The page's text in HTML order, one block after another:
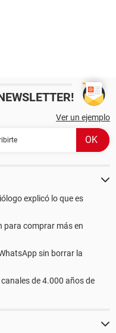
Ver un ejemplo
explicó lo que es
para comprar más en
sin borrar la
de 4.000 años de